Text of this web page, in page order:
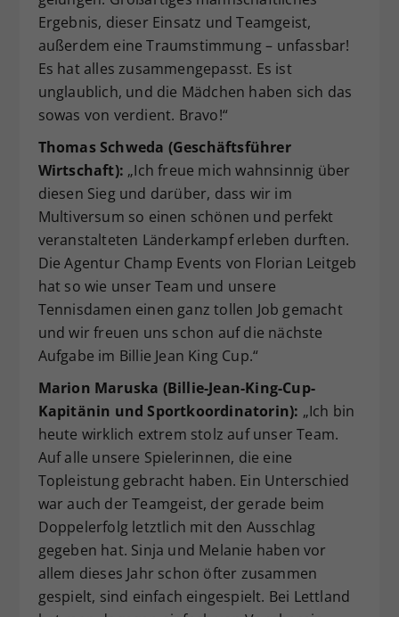
Ergebnis, dieser Einsatz und Teamgeist,
außerdem eine Traumstimmung – unfassbar!
Es hat alles zusammengepasst. Es ist
unglaublich, und die Mädchen haben sich das
sowas von verdient. Bravo!“
Thomas Schweda (Geschäftsführer
Wirtschaft): „Ich freue mich wahnsinnig über
diesen Sieg und darüber, dass wir im
Multiversum so einen schönen und perfekt
veranstalteten Länderkampf erleben durften.
Die Agentur Champ Events von Florian Leitgeb
hat so wie unser Team und unsere
Tennisdamen einen ganz tollen Job gemacht
und wir freuen uns schon auf die nächste
Aufgabe im Billie Jean King Cup.“
Marion Maruska (Billie-Jean-King-Cup-
Kapitänin und Sportkoordinatorin): „Ich bin
heute wirklich extrem stolz auf unser Team.
Auf alle unsere Spielerinnen, die eine
Topleistung gebracht haben. Ein Unterschied
war auch der Teamgeist, der gerade beim
Doppelerfolg letztlich mit den Ausschlag
gegeben hat. Sinja und Melanie haben vor
allem dieses Jahr schon öfter zusammen
gespielt, sind einfach eingespielt. Bei Lettland